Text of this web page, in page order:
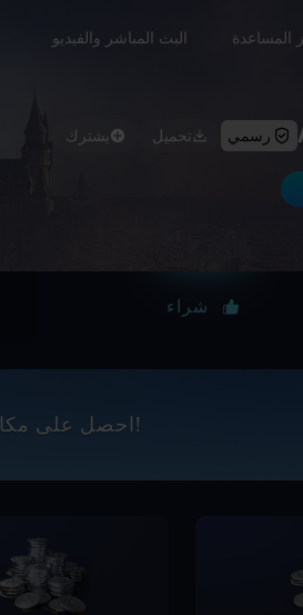
المساعدة البث المباشر والفيديو
رسمي تحميل يشترك
شراء
احصل على مكافآت إضافية لأول شحن لعملات القمة كل شهر!